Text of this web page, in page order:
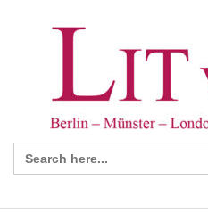
Search
for: